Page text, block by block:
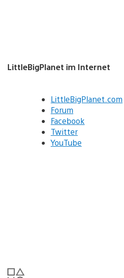
LittleBigPlanet im Internet
LittleBigPlanet.com
Forum
Facebook
Twitter
YouTube